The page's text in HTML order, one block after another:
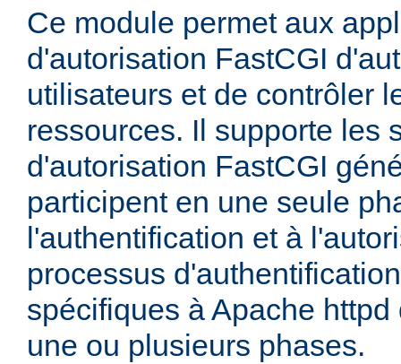
Ce module permet aux
d'autorisation FastCGI
utilisateurs et de contrôler
ressources. Il supporte les
d'autorisation FastCGI
participent en une seule
l'authentification et à
processus
spécifiques à Apache
une ou plusieurs phases.